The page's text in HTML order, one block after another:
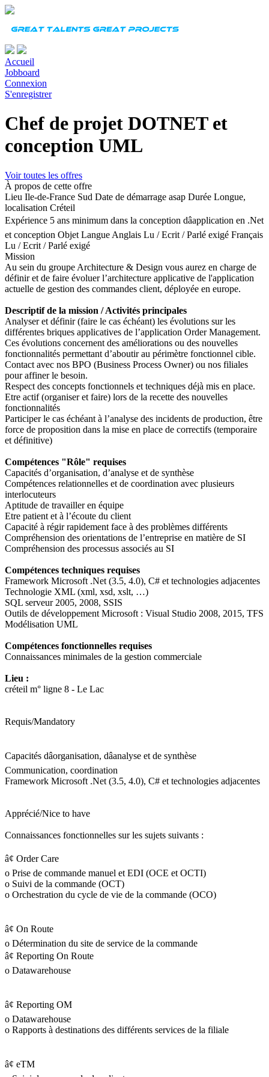
Accueil
Jobboard
Connexion
S'enregistrer
Chef de projet DOTNET et
conception UML
Voir toutes les offres
À propos de cette offre
Lieu Ile-de-France Sud Date de démarrage asap Durée Longue,
localisation Créteil
Expérience 5 ans minimum dans la conception dâapplication en .Net
et conception Objet Langue Anglais Lu / Ecrit / Parlé exigé Français
Lu / Ecrit / Parlé exigé
Mission
Au sein du groupe Architecture & Design vous aurez en charge de
définir et de faire évoluer l’architecture applicative de l'application
actuelle de gestion des commandes client, déployée en europe.
Descriptif de la mission / Activités principales
Analyser et définir (faire le cas échéant) les évolutions sur les
différentes briques applicatives de l’application Order Management.
Ces évolutions concernent des améliorations ou des nouvelles
fonctionnalités permettant d’aboutir au périmètre fonctionnel cible.
Contact avec nos BPO (Business Process Owner) ou nos filiales
pour affiner le besoin.
Respect des concepts fonctionnels et techniques déjà mis en place.
Etre actif (organiser et faire) lors de la recette des nouvelles
fonctionnalités
Participer le cas échéant à l’analyse des incidents de production, être
force de proposition dans la mise en place de correctifs (temporaire
et définitive)
Compétences "Rôle" requises
Capacités d’organisation, d’analyse et de synthèse
Compétences relationnelles et de coordination avec plusieurs
interlocuteurs
Aptitude de travailler en équipe
Etre patient et à l’écoute du client
Capacité à régir rapidement face à des problèmes différents
Compréhension des orientations de l’entreprise en matière de SI
Compréhension des processus associés au SI
Compétences techniques requises
Framework Microsoft .Net (3.5, 4.0), C# et technologies adjacentes
Technologie XML (xml, xsd, xslt, …)
SQL serveur 2005, 2008, SSIS
Outils de développement Microsoft : Visual Studio 2008, 2015, TFS
Modélisation UML
Compétences fonctionnelles requises
Connaissances minimales de la gestion commerciale
Lieu :
créteil m° ligne 8 - Le Lac
Requis/Mandatory
Capacités dâorganisation, dâanalyse et de synthèse
Communication, coordination
Framework Microsoft .Net (3.5, 4.0), C# et technologies adjacentes
Apprécié/Nice to have
Connaissances fonctionnelles sur les sujets suivants :
â¢ Order Care
o Prise de commande manuel et EDI (OCE et OCTI)
o Suivi de la commande (OCT)
o Orchestration du cycle de vie de la commande (OCO)
â¢ On Route
o Détermination du site de service de la commande
â¢ Reporting On Route
o Datawarehouse
â¢ Reporting OM
o Datawarehouse
o Rapports à destinations des différents services de la filiale
â¢ eTM